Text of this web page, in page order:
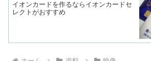
イオンカードを作るならイオンカードセ
レクトがおすすめ